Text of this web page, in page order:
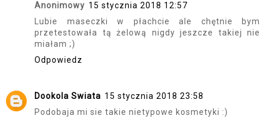
Anonimowy 15 stycznia 2018 12:57
Lubie maseczki w płachcie ale chętnie bym
przetestowała tą żelową nigdy jeszcze takiej nie
miałam ;)
Odpowiedz
Dookola Swiata 15 stycznia 2018 23:58
Podobaja mi sie takie nietypowe kosmetyki :)